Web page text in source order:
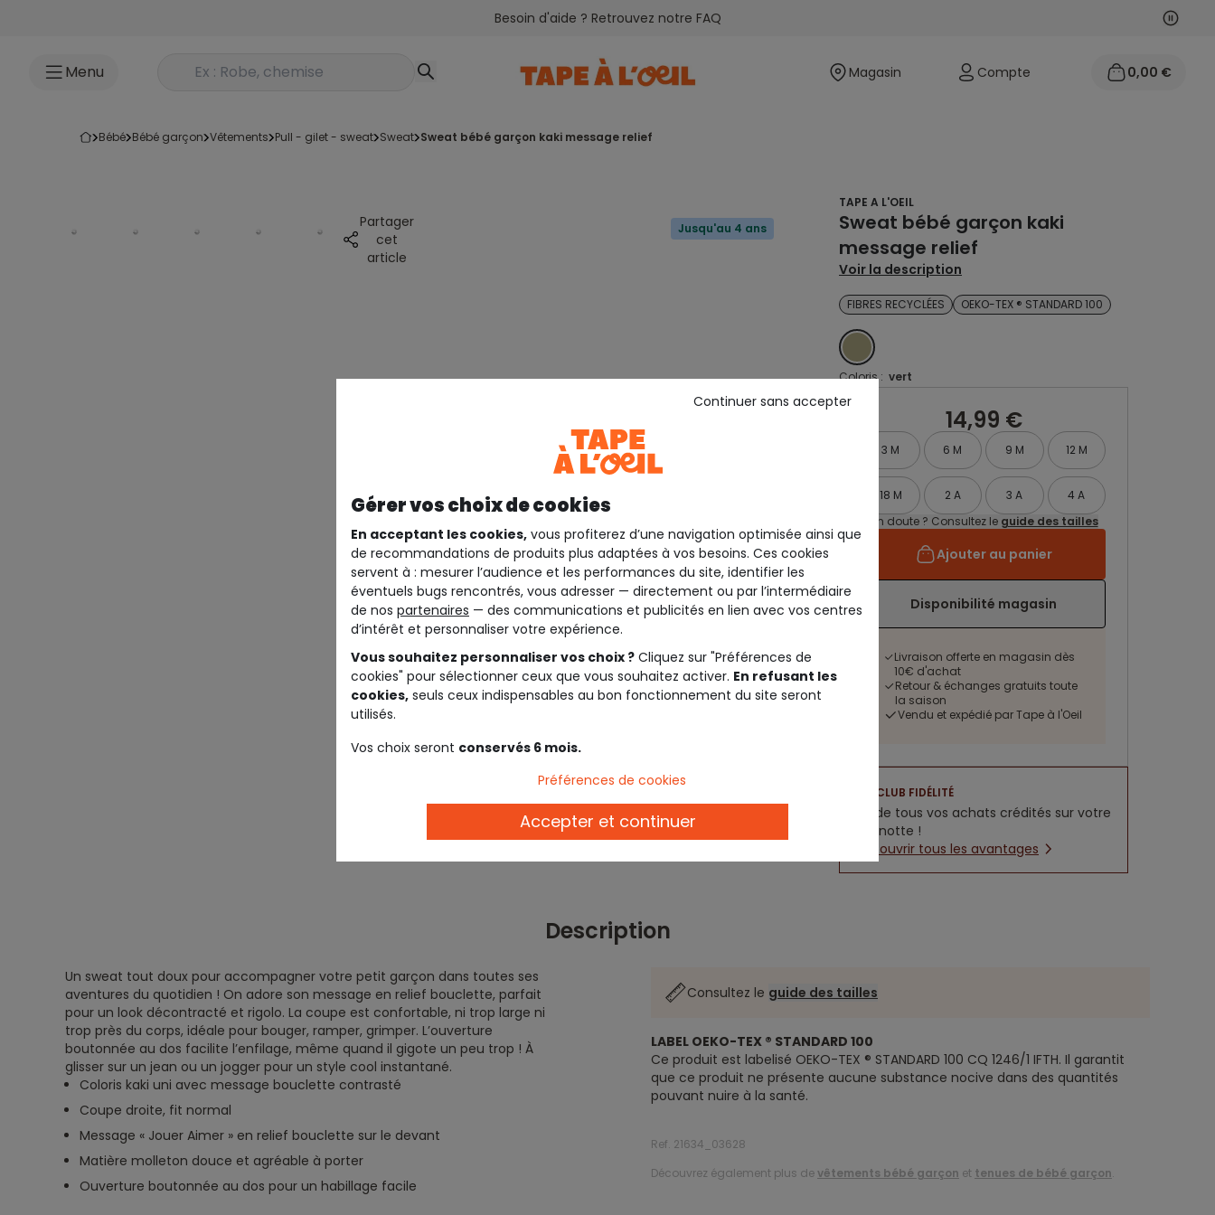
Besoin d'aide ? Retrouvez notre FAQ
Menu Rechercher un produit Magasin Compte 0,00 €
bébé bébé garçon vêtements pull - gilet - sweat sweat sweat bébé garçon kaki message relief
Partager
cet
article
Jusqu'au 4 ans
TAPE A L'OEIL
Sweat bébé garçon kaki
message relief
Voir la description
FIBRES RECYCLÉES OEKO-TEX ® STANDARD 100
GREEN
Coloris : vert
14,99 €
3 M 6 M 9 M 12 M
18 M 2 A 3 A
4 A
Un doute ? Consultez le guide des tailles
Ajouter au panier
Disponibilité magasin
Livraison offerte en magasin dès
10€ d'achat
Retour & échanges gratuits toute
la saison
Vendu et expédié par Tape à l'Oeil
CLUB FIDÉLITÉ
5% de tous vos achats crédités sur votre
cagnotte !
Découvrir tous les avantages
Description
Un sweat tout doux pour accompagner votre petit garçon dans toutes ses
aventures du quotidien ! On adore son message en relief bouclette, parfait
pour un look décontracté et rigolo. La coupe est confortable, ni trop large ni
trop près du corps, idéale pour bouger, ramper, grimper. L’ouverture
boutonnée au dos facilite l’enfilage, même quand il gigote un peu trop ! À
glisser sur un jean ou un jogger pour un style cool instantané.
Coloris kaki uni avec message bouclette contrasté
Coupe droite, fit normal
Message « Jouer Aimer » en relief bouclette sur le devant
Matière molleton douce et agréable à porter
Ouverture boutonnée au dos pour un habillage facile
Consultez le guide des tailles
LABEL OEKO-TEX ® STANDARD 100
Ce produit est labelisé OEKO-TEX ® STANDARD 100 CQ 1246/1 IFTH. Il garantit
que ce produit ne présente aucune substance nocive dans des quantités
pouvant nuire à la santé.
Ref. 21634_03628
Découvrez également plus devêtements bébé garçon et tenues de bébé garçon.
Gérer vos choix de cookies
En acceptant les cookies, vous profiterez d’une navigation optimisée ainsi que
de recommandations de produits plus adaptées à vos besoins. Ces cookies
servent à : mesurer l’audience et les performances du site, identifier les
éventuels bugs rencontrés, vous adresser — directement ou par l’intermédiaire
de nos partenaires — des communications et publicités en lien avec vos centres
d’intérêt et personnaliser votre expérience.
Vous souhaitez personnaliser vos choix ? Cliquez sur "Préférences de
cookies" pour sélectionner ceux que vous souhaitez activer. En refusant les
cookies, seuls ceux indispensables au bon fonctionnement du site seront
utilisés.
Vos choix seront conservés 6 mois.
Continuer sans accepter
Préférences de cookies
Accepter et continuer